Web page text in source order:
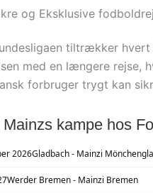
og Eksklusive
tiltrækker
med en længere rejse,
forbruger trygt kan
kampe hos
2026Gladbach - Mainzi
Werder Bremen - Mainzi Bremen